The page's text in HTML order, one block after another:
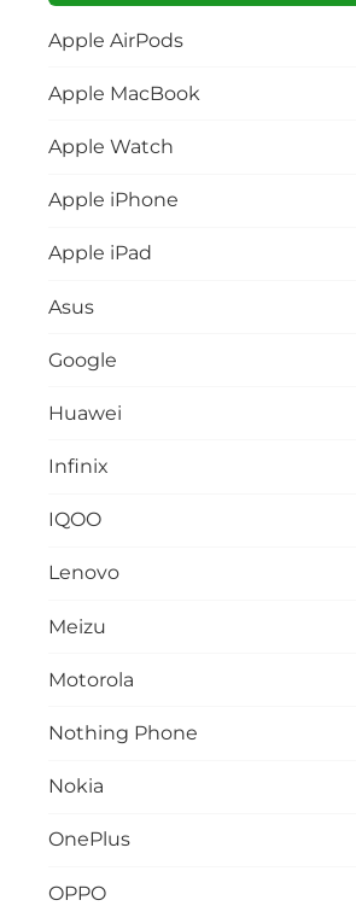
Apple AirPods
Apple MacBook
Apple Watch
Apple iPhone
Apple iPad
Asus
Google
Huawei
Infinix
IQOO
Lenovo
Meizu
Motorola
Nothing Phone
Nokia
OnePlus
OPPO